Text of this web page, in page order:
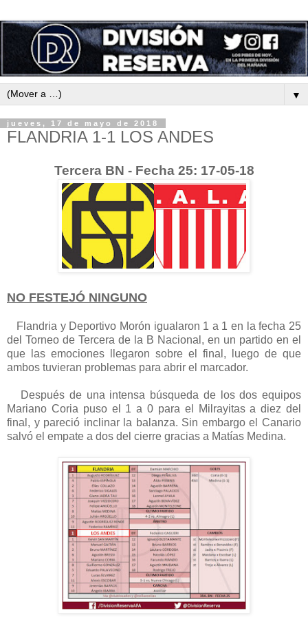
▼
jueves, 17 de mayo de 2018
FLANDRIA 1-1 LOS ANDES
Tercera BN - Fecha 25: 17-05-18
NO FESTEJÓ NINGUNO
Flandria y Deportivo Morón igualaron 1 a 1 en la fecha 25
del Torneo de Tercera de la B Nacional, en un partido en el
que las emociones llegaron sobre el final, luego de que
ambos tuvieran problemas para abrir el marcador.
Después de una intensa búsqueda de los dos equipos
Mariano Coria puso el 1 a 0 para el Milrayitas a diez del
final, y pareció inclinar la balanza. Sin embargo el Canario
salvó el empate a dos del cierre gracias a Matías Medina.